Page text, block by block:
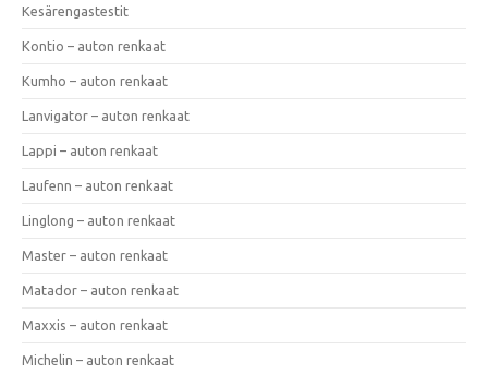
Kesärengastestit
Kontio – auton renkaat
Kumho – auton renkaat
Lanvigator – auton renkaat
Lappi – auton renkaat
Laufenn – auton renkaat
Linglong – auton renkaat
Master – auton renkaat
Matador – auton renkaat
Maxxis – auton renkaat
Michelin – auton renkaat